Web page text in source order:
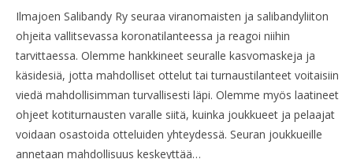
Ilmajoen Salibandy Ry seuraa viranomaisten ja salibandyliiton
ohjeita vallitsevassa koronatilanteessa ja reagoi niihin
tarvittaessa. Olemme hankkineet seuralle kasvomaskeja ja
käsidesiä, jotta mahdolliset ottelut tai turnaustilanteet voitaisiin
viedä mahdollisimman turvallisesti läpi. Olemme myös laatineet
ohjeet kotiturnausten varalle siitä, kuinka joukkueet ja pelaajat
voidaan osastoida otteluiden yhteydessä. Seuran joukkueille
annetaan mahdollisuus keskeyttää…